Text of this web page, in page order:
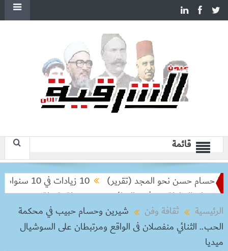
قائمة
حسن نحو المجد (تقرير)
10 زيادات في 10 سنوات.. هل حان الوقت لرفع دعم البنزين نهائيا؟
من ثمن النهائي
بعد رحلة طويلة.. ميسي يعود إلى
الرئيسية
ثقافة وفن
شيرين وحسام حبيب في محكمة
الحب.. الثنائي منفصلان فى الواقع ومرتبطان على السوشيال
ميديا